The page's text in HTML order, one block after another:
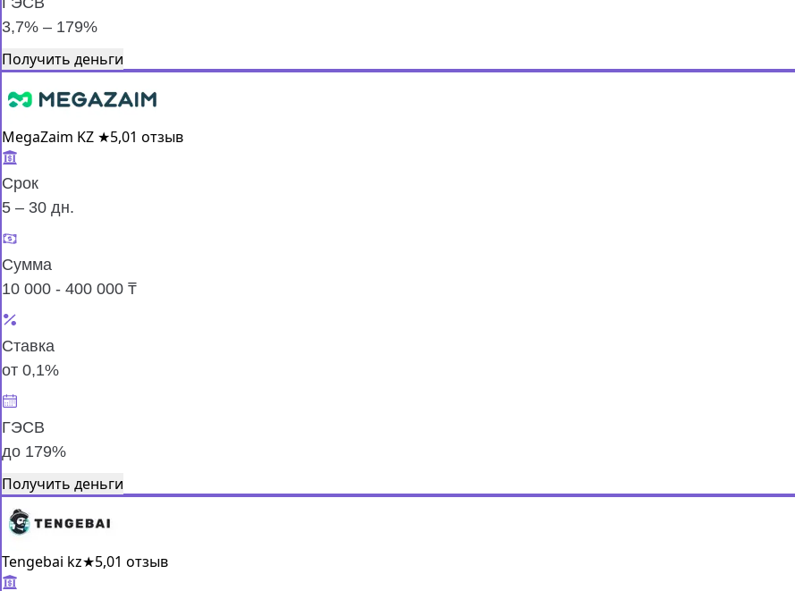
3,7% – 179%
Получить деньги
MegaZaim KZ ★5,01 отзыв
Срок
5 – 30 дн.
Сумма
10 000 - 400 000 ₸
Ставка
от 0,1%
ГЭСВ
до 179%
Получить деньги
Tengebai kz★5,01 отзыв